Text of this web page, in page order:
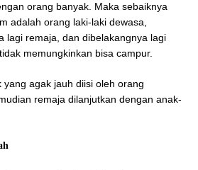
orang banyak. Maka sebaiknya
adalah orang laki-laki dewasa,
lagi remaja, dan dibelakangnya lagi
memungkinkan bisa campur.
agak jauh diisi oleh orang
remaja dilanjutkan dengan anak-